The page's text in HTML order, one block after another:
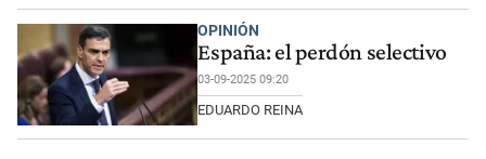
OPINIÓN
España: el perdón selectivo
03-09-2025 09:20
EDUARDO REINA